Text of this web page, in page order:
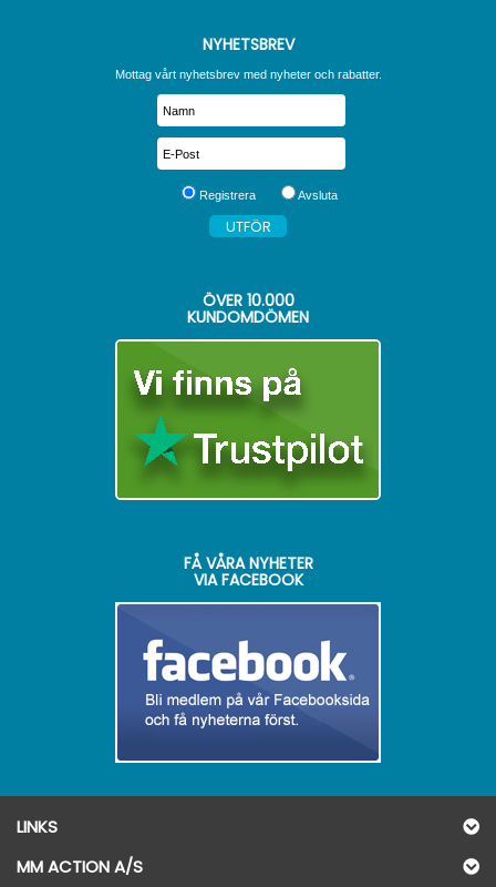
NYHETSBREV
Mottag vårt nyhetsbrev med nyheter och rabatter.
Registrera Avsluta
ÖVER 10.000
KUNDOMDÖMEN
FÅ VÅRA NYHETER
VIA FACEBOOK
LINKS
MM ACTION A/S